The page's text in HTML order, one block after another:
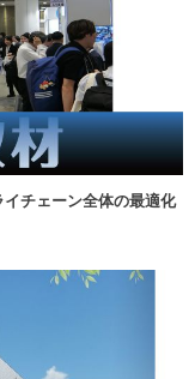
イチェーン全体の最適化